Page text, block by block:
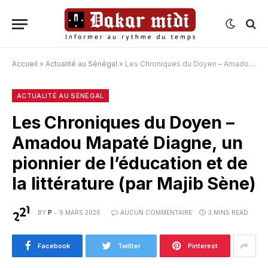
Accueil » Actualité au Sénégal » Les Chroniques du Doyen – Amadou Mapaté Diagne, un pionnier de l’éducation et de la littérature (par Majib Sène)
ACTUALITÉ AU SÉNÉGAL
Les Chroniques du Doyen –
Amadou Mapaté Diagne, un
pionnier de l’éducation et de
la littérature (par Majib Sène)
BY P 9 MARS 2026 AUCUN COMMENTAIRE 3 MINS READ
Facebook Twitter Pinterest